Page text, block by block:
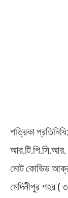
পত্রিকা
আর.টি.পি.সি.আর. ও
মোট কোভিড
মেদিনীপুর শহর (